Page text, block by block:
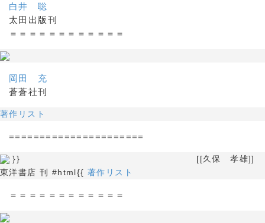
白井 聡
太田出版刊
＝＝＝＝＝＝＝＝＝＝＝＝
岡田 充
蒼蒼社刊
著作リスト
======================
}} [[久保 孝雄]]
東洋書店 刊 #html{{ 著作リスト
＝＝＝＝＝＝＝＝＝＝＝＝